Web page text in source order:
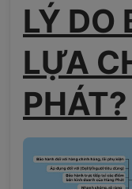
LÝ DO
LỰA
PHÁT?